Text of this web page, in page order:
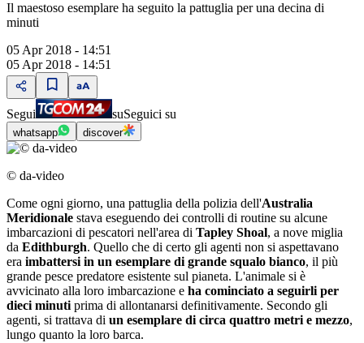
Il maestoso esemplare ha seguito la pattuglia per una decina di
minuti
05 Apr 2018 - 14:51
05 Apr 2018 - 14:51
Segui suSeguici su
whatsapp discover
© da-video
Come ogni giorno, una pattuglia della polizia dell'Australia
Meridionale stava eseguendo dei controlli di routine su alcune
imbarcazioni di pescatori nell'area di Tapley Shoal, a nove miglia
da Edithburgh. Quello che di certo gli agenti non si aspettavano
era imbattersi in un esemplare di grande squalo bianco, il più
grande pesce predatore esistente sul pianeta. L'animale si è
avvicinato alla loro imbarcazione e ha cominciato a seguirli per
dieci minuti prima di allontanarsi definitivamente. Secondo gli
agenti, si trattava di un esemplare di circa quattro metri e mezzo,
lungo quanto la loro barca.